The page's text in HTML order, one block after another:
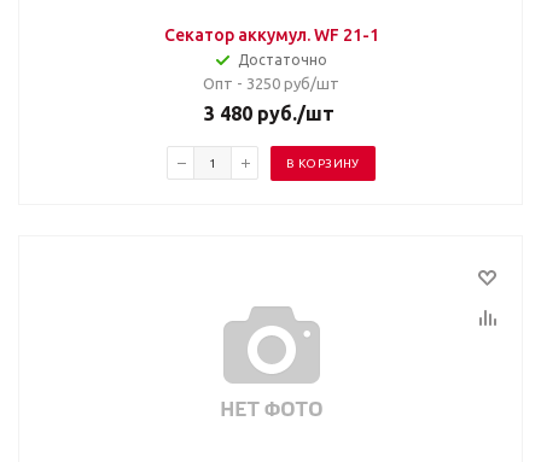
Секатор аккумул. WF 21-1
Достаточно
Опт - 3250 руб/шт
3 480руб./шт
В КОРЗИНУ